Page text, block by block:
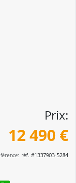
Prix:
12 490 €
réf. #1337903-5284